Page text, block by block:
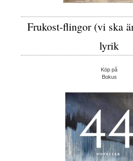
Frukost-flingor (vi ska
lyrik
Köp på
Bokus